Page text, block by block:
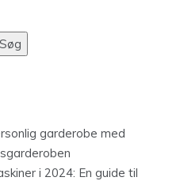
Søg
garderobe med
i 2024: En guide til